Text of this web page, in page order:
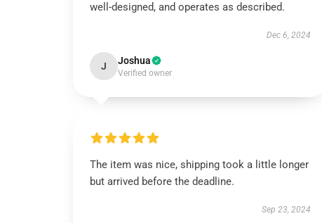
well-designed, and operates as described.
Dec 6, 2024
J Joshua
Verified owner
The item was nice, shipping took a little longer
but arrived before the deadline.
Sep 23, 2024